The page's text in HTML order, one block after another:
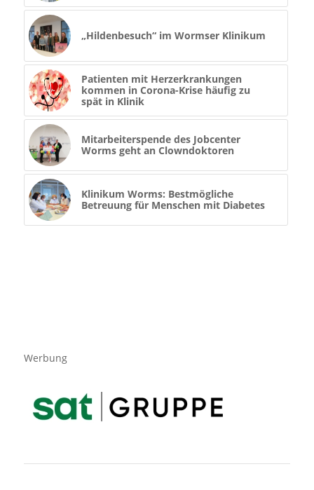
„Hildenbesuch“ im Wormser Klinikum
Patienten mit Herzerkrankungen
kommen in Corona-Krise häufig zu
spät in Klinik
Mitarbeiterspende des Jobcenter
Worms geht an Clowndoktoren
Klinikum Worms: Bestmögliche
Betreuung für Menschen mit Diabetes
Werbung